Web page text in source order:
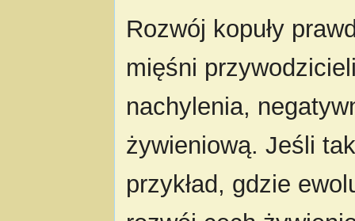
Rozwój kopuły
mięśni
nachylenia,
żywieniową. Jeśli
przykład, gdzie